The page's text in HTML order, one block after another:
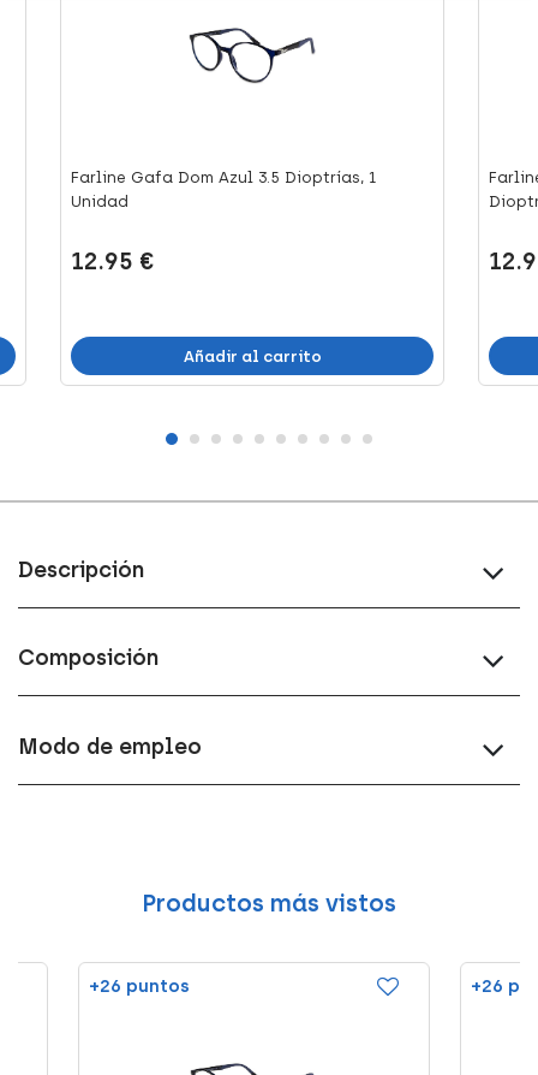
Farline Gafa Dom Azul 3.5 Dioptrías, 1
Unidad
12.95 €
Añadir al carrito
Descripción
Composición
Modo de empleo
Productos más vistos
+26 puntos +26